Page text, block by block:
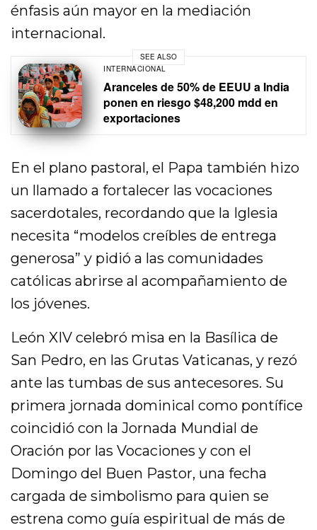
énfasis aún mayor en la mediación
internacional.
SEE ALSO
INTERNACIONAL
Aranceles de 50% de EEUU a India
ponen en riesgo $48,200 mdd en
exportaciones
En el plano pastoral, el Papa también hizo
un llamado a fortalecer las vocaciones
sacerdotales, recordando que la Iglesia
necesita “modelos creíbles de entrega
generosa” y pidió a las comunidades
católicas abrirse al acompañamiento de
los jóvenes.
León XIV celebró misa en la Basílica de
San Pedro, en las Grutas Vaticanas, y rezó
ante las tumbas de sus antecesores. Su
primera jornada dominical como pontífice
coincidió con la Jornada Mundial de
Oración por las Vocaciones y con el
Domingo del Buen Pastor, una fecha
cargada de simbolismo para quien se
estrena como guía espiritual de más de